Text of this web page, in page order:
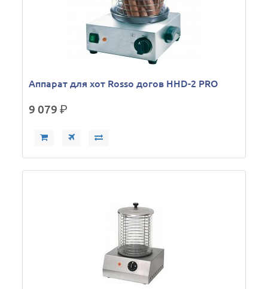
Аппарат для хот Rosso догов HHD-2 PRO
9 079р.